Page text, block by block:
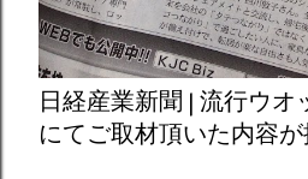
日経産業新聞 | 流行ウオ
にてご取材頂いた内容